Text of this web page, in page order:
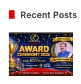
Recent Posts